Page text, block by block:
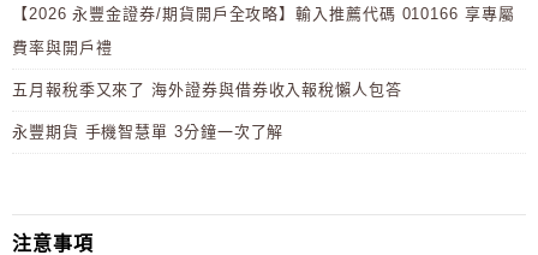
【2026 永豐金證券/期貨開戶全攻略】輸入推薦代碼 010166 享專屬
費率與開戶禮
五月報稅季又來了 海外證券與借券收入報稅懶人包答
永豐期貨 手機智慧單 3分鐘一次了解
注意事項